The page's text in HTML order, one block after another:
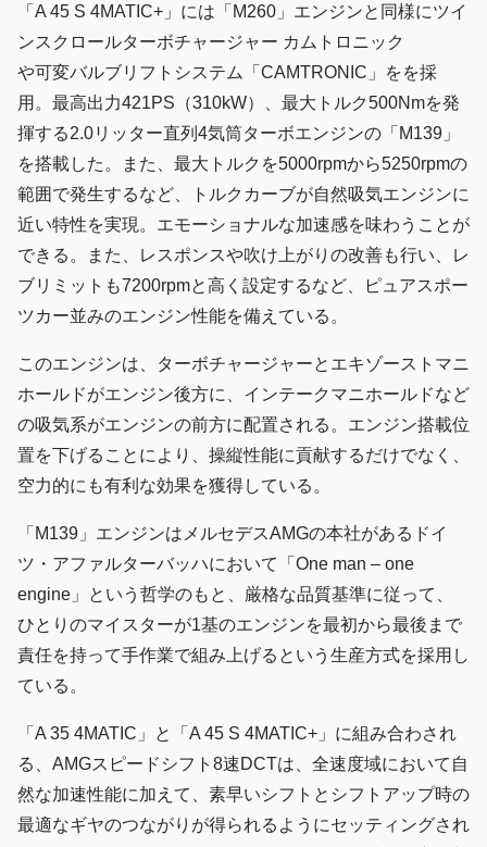
「A 45 S 4MATIC+」には「M260」エンジンと同様にツイ
ンスクロールターボチャージャー カムトロニック
や可変バルブリフトシステム「CAMTRONIC」をを採
用。最高出力421PS（310kW）、最大トルク500Nmを発
揮する2.0リッター直列4気筒ターボエンジンの「M139」
を搭載した。また、最大トルクを5000rpmから5250rpmの
範囲で発生するなど、トルクカーブが自然吸気エンジンに
近い特性を実現。エモーショナルな加速感を味わうことが
できる。また、レスポンスや吹け上がりの改善も行い、レ
ブリミットも7200rpmと高く設定するなど、ピュアスポー
ツカー並みのエンジン性能を備えている。
このエンジンは、ターボチャージャーとエキゾーストマニ
ホールドがエンジン後方に、インテークマニホールドなど
の吸気系がエンジンの前方に配置される。エンジン搭載位
置を下げることにより、操縦性能に貢献するだけでなく、
空力的にも有利な効果を獲得している。
「M139」エンジンはメルセデスAMGの本社があるドイ
ツ・アファルターバッハにおいて「One man – one
engine」という哲学のもと、厳格な品質基準に従って、
ひとりのマイスターが1基のエンジンを最初から最後まで
責任を持って手作業で組み上げるという生産方式を採用し
ている。
「A 35 4MATIC」と「A 45 S 4MATIC+」に組み合わされ
る、AMGスピードシフト8速DCTは、全速度域において自
然な加速性能に加えて、素早いシフトとシフトアップ時の
最適なギヤのつながりが得られるようにセッティングされ